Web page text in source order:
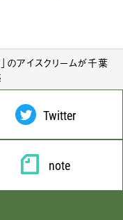
アイスクリームが千葉
Twitter
note